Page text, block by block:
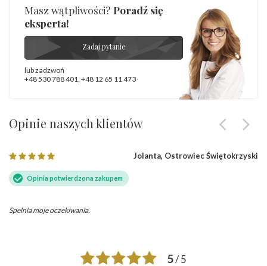
Masz wątpliwości? Poradź się
eksperta!
Zadaj pytanie
lub zadzwoń
+48 530 788 401 +48 12 65 11 473
Opinie naszych klientów
Jolanta, Ostrowiec Świętokrzyski
Opinia potwierdzona zakupem
Spelnia moje oczekiwania.
5/ 5